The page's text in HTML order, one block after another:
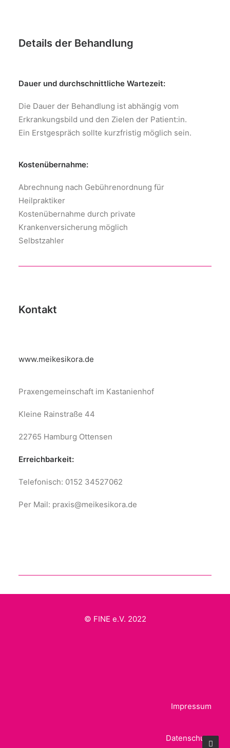
Details der Behandlung
Dauer und durchschnittliche Wartezeit:
Die Dauer der Behandlung ist abhängig vom
Erkrankungsbild und den Zielen der Patient:in.
Ein Erstgespräch sollte kurzfristig möglich sein.
Kostenübernahme:
Abrechnung nach Gebührenordnung für
Heilpraktiker
Kostenübernahme durch private
Krankenversicherung möglich
Selbstzahler
Kontakt
www.meikesikora.de
Praxengemeinschaft im Kastanienhof
Kleine Rainstraße 44
22765 Hamburg Ottensen
Erreichbarkeit:
Telefonisch: 0152 34527062
Per Mail: praxis@meikesikora.de
© FINE e.V. 2022
Impressum
Datenschutz